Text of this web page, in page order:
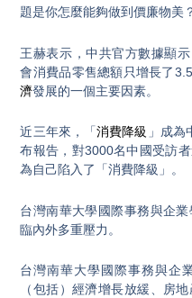
題是你怎麼能夠做到價廉物美
王赫表示，中共官方數據顯
會消費品零售總額只增長了
濟發展的一個主要因素。
近三年來，「消費降級 」成
布報告，對3000名中國受訪
為自己陷入了「消費降級」。
台灣南華大學國際事務與企
臨內外多重壓力。
台灣南華大學國際事務與企
（包括）經濟增長放緩、房